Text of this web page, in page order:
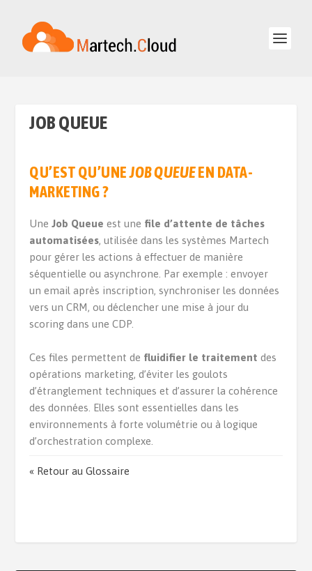
JOB QUEUE
QU’EST QU’UNEJOB QUEUEEN DATA-
MARKETING ?
UneJob Queue est une file d’attente de tâches
automatisées, utilisée dans les systèmes Martech
pour gérer les actions à effectuer de manière
séquentielle ou asynchrone. Par exemple : envoyer
un email après inscription, synchroniser les données
vers un CRM, ou déclencher une mise à jour du
scoring dans une CDP.
Ces files permettent de fluidifier le traitement des
opérations marketing, d’éviter les goulots
d’étranglement techniques et d’assurer la cohérence
des données. Elles sont essentielles dans les
environnements à forte volumétrie ou à logique
d’orchestration complexe.
« Retour au Glossaire